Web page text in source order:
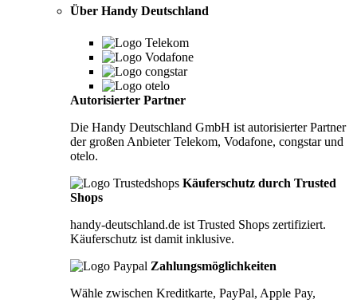
Über Handy Deutschland
Autorisierter Partner
Die Handy Deutschland GmbH ist autorisierter Partner
der großen Anbieter Telekom, Vodafone, congstar und
otelo.
Käuferschutz durch Trusted
Shops
handy-deutschland.de ist Trusted Shops zertifiziert.
Käuferschutz ist damit inklusive.
Zahlungsmöglichkeiten
Wähle zwischen Kreditkarte, PayPal, Apple Pay,